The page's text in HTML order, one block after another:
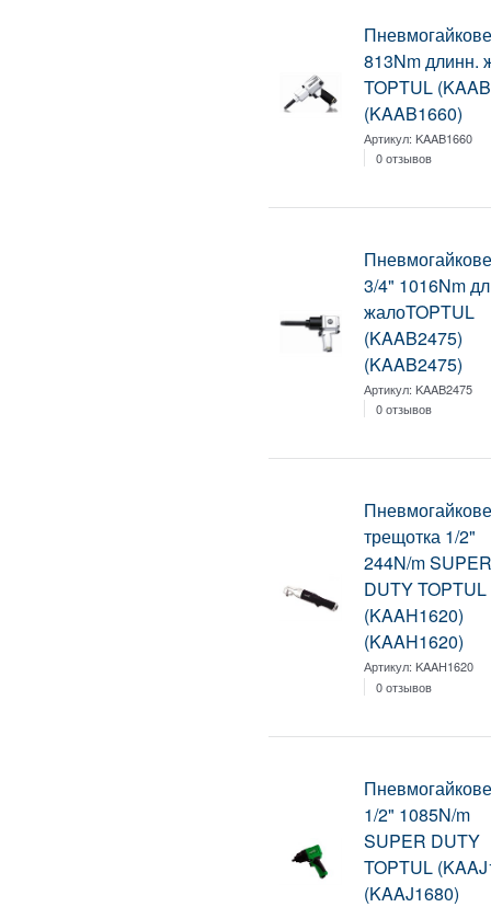
813Nm длинн.
TOPTUL
(KAAB1660)
Артикул:KAAB1660
0 отзывов
3/4" 1016Nm
жалоTOPTUL
(KAAB2475)
(KAAB2475)
Артикул:KAAB2475
0 отзывов
трещотка 1/2"
244N/m
DUTY TOPTUL
(KAAH1620)
(KAAH1620)
Артикул:KAAH1620
0 отзывов
1/2" 1085N/m
SUPER DUTY
TOPTUL
(KAAJ1680)